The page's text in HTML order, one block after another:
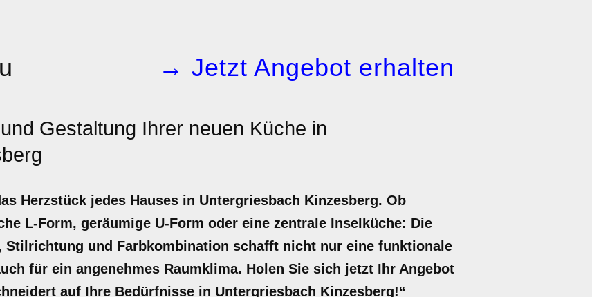
→ Jetzt Angebot erhalten
Gestaltung Ihrer neuen Küche in
Herzstück jedes Hauses in Untergriesbach Kinzesberg. Ob
L-Form, geräumige U-Form oder eine zentrale Inselküche: Die
Stilrichtung und Farbkombination schafft nicht nur eine funktionale
für ein angenehmes Raumklima. Holen Sie sich jetzt Ihr Angebot
auf Ihre Bedürfnisse in Untergriesbach Kinzesberg!“